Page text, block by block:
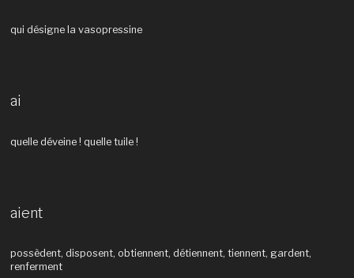
qui désigne la vasopressine
ai
quelle déveine ! quelle tuile !
aient
possèdent, disposent, obtiennent, détiennent, tiennent, gardent,
renferment